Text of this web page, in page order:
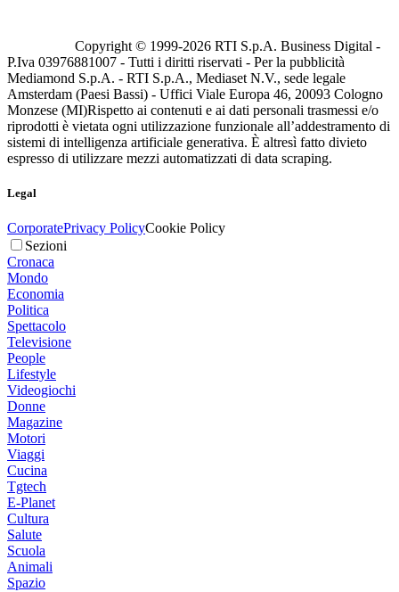
Copyright © 1999-2026 RTI S.p.A. Business Digital -
P.Iva 03976881007 - Tutti i diritti riservati - Per la pubblicità
Mediamond S.p.A. - RTI S.p.A., Mediaset N.V., sede legale
Amsterdam (Paesi Bassi) - Uffici Viale Europa 46, 20093 Cologno
Monzese (MI)Rispetto ai contenuti e ai dati personali trasmessi e/o
riprodotti è vietata ogni utilizzazione funzionale all’addestramento di
sistemi di intelligenza artificiale generativa. È altresì fatto divieto
espresso di utilizzare mezzi automatizzati di data scraping.
Legal
CorporatePrivacy PolicyCookie Policy
Sezioni
Cronaca
Mondo
Economia
Politica
Spettacolo
Televisione
People
Lifestyle
Videogiochi
Donne
Magazine
Motori
Viaggi
Cucina
Tgtech
E-Planet
Cultura
Salute
Scuola
Animali
Spazio